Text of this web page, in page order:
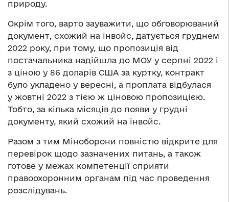
природу.
Окрім того, варто зауважити, що обговорюваний
документ, схожий на інвойс, датується груднем
2022 року, при тому, що пропозиція від
постачальника надійшла до МОУ у серпні 2022 і
з ціною у 86 доларів США за куртку, контракт
було укладено у вересні, а проплата відбулася
у жовтні 2022 з тією ж ціновою пропозицією.
Тобто, за кілька місяців до появи у грудні
документу, який схожий на інвойс.
Разом з тим Міноборони повністю відкрите для
перевірок щодо зазначених питань, а також
готове у межах компетенції сприяти
правоохоронним органам під час проведення
розслідувань.